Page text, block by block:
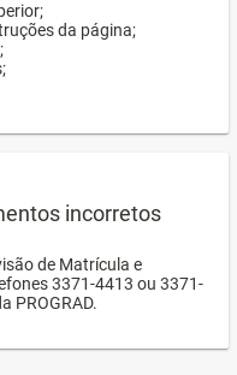
da página;
incorretos
de Matrícula e
3371-4413 ou 3371-
PROGRAD.